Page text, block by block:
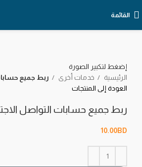
القائمة
إضغط لتكبير الصورة
الرئيسية
خدمات أخرى
ربط جميع
العودة إلى المنتجات
ربط جميع حسابات التواصل
10.00BD